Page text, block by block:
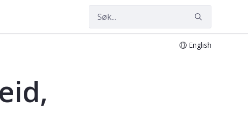
English